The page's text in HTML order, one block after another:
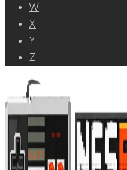
W
X
Y
Z